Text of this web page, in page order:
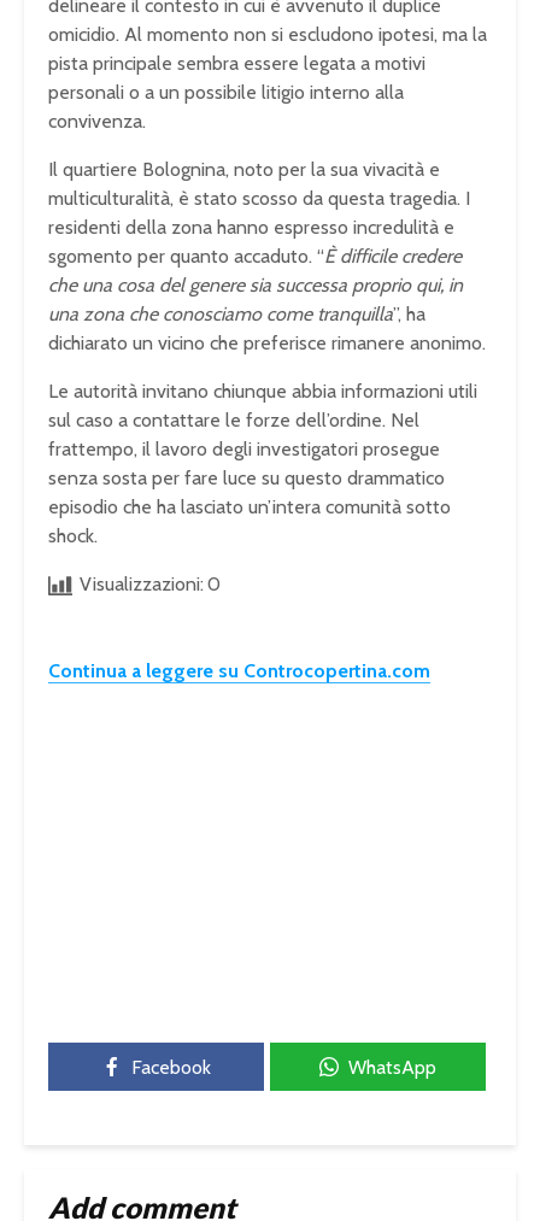
delineare il contesto in cui è avvenuto il duplice
omicidio. Al momento non si escludono ipotesi, ma la
pista principale sembra essere legata a motivi
personali o a un possibile litigio interno alla
convivenza.
Il quartiere Bolognina, noto per la sua vivacità e
multiculturalità, è stato scosso da questa tragedia. I
residenti della zona hanno espresso incredulità e
sgomento per quanto accaduto. “È difficile credere
che una cosa del genere sia successa proprio qui, in
una zona che conosciamo come tranquilla”, ha
dichiarato un vicino che preferisce rimanere anonimo.
Le autorità invitano chiunque abbia informazioni utili
sul caso a contattare le forze dell’ordine. Nel
frattempo, il lavoro degli investigatori prosegue
senza sosta per fare luce su questo drammatico
episodio che ha lasciato un’intera comunità sotto
shock.
Visualizzazioni: 0
Continua a leggere su Controcopertina.com
Facebook WhatsApp
Add comment